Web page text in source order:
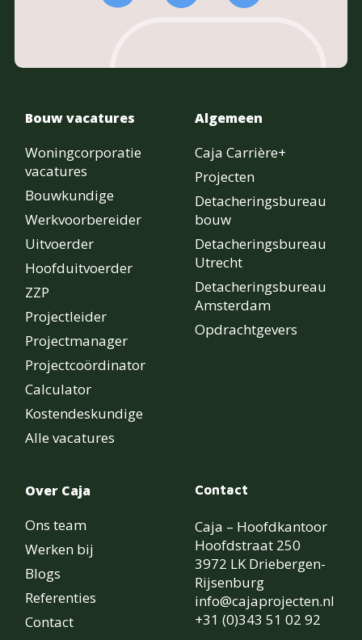
Bouw vacatures
Woningcorporatie
vacatures
Bouwkundige
Werkvoorbereider
Uitvoerder
Hoofduitvoerder
ZZP
Projectleider
Projectmanager
Projectcoördinator
Calculator
Kostendeskundige
Alle vacatures
Algemeen
Caja Carrière+
Projecten
Detacheringsbureau
bouw
Detacheringsbureau
Utrecht
Detacheringsbureau
Amsterdam
Opdrachtgevers
Over Caja
Ons team
Werken bij
Blogs
Referenties
Contact
Contact
Caja – Hoofdkantoor
Hoofdstraat 250
3972 LK Driebergen-
Rijsenburg
info@cajaprojecten.nl
+31 (0)343 51 02 92